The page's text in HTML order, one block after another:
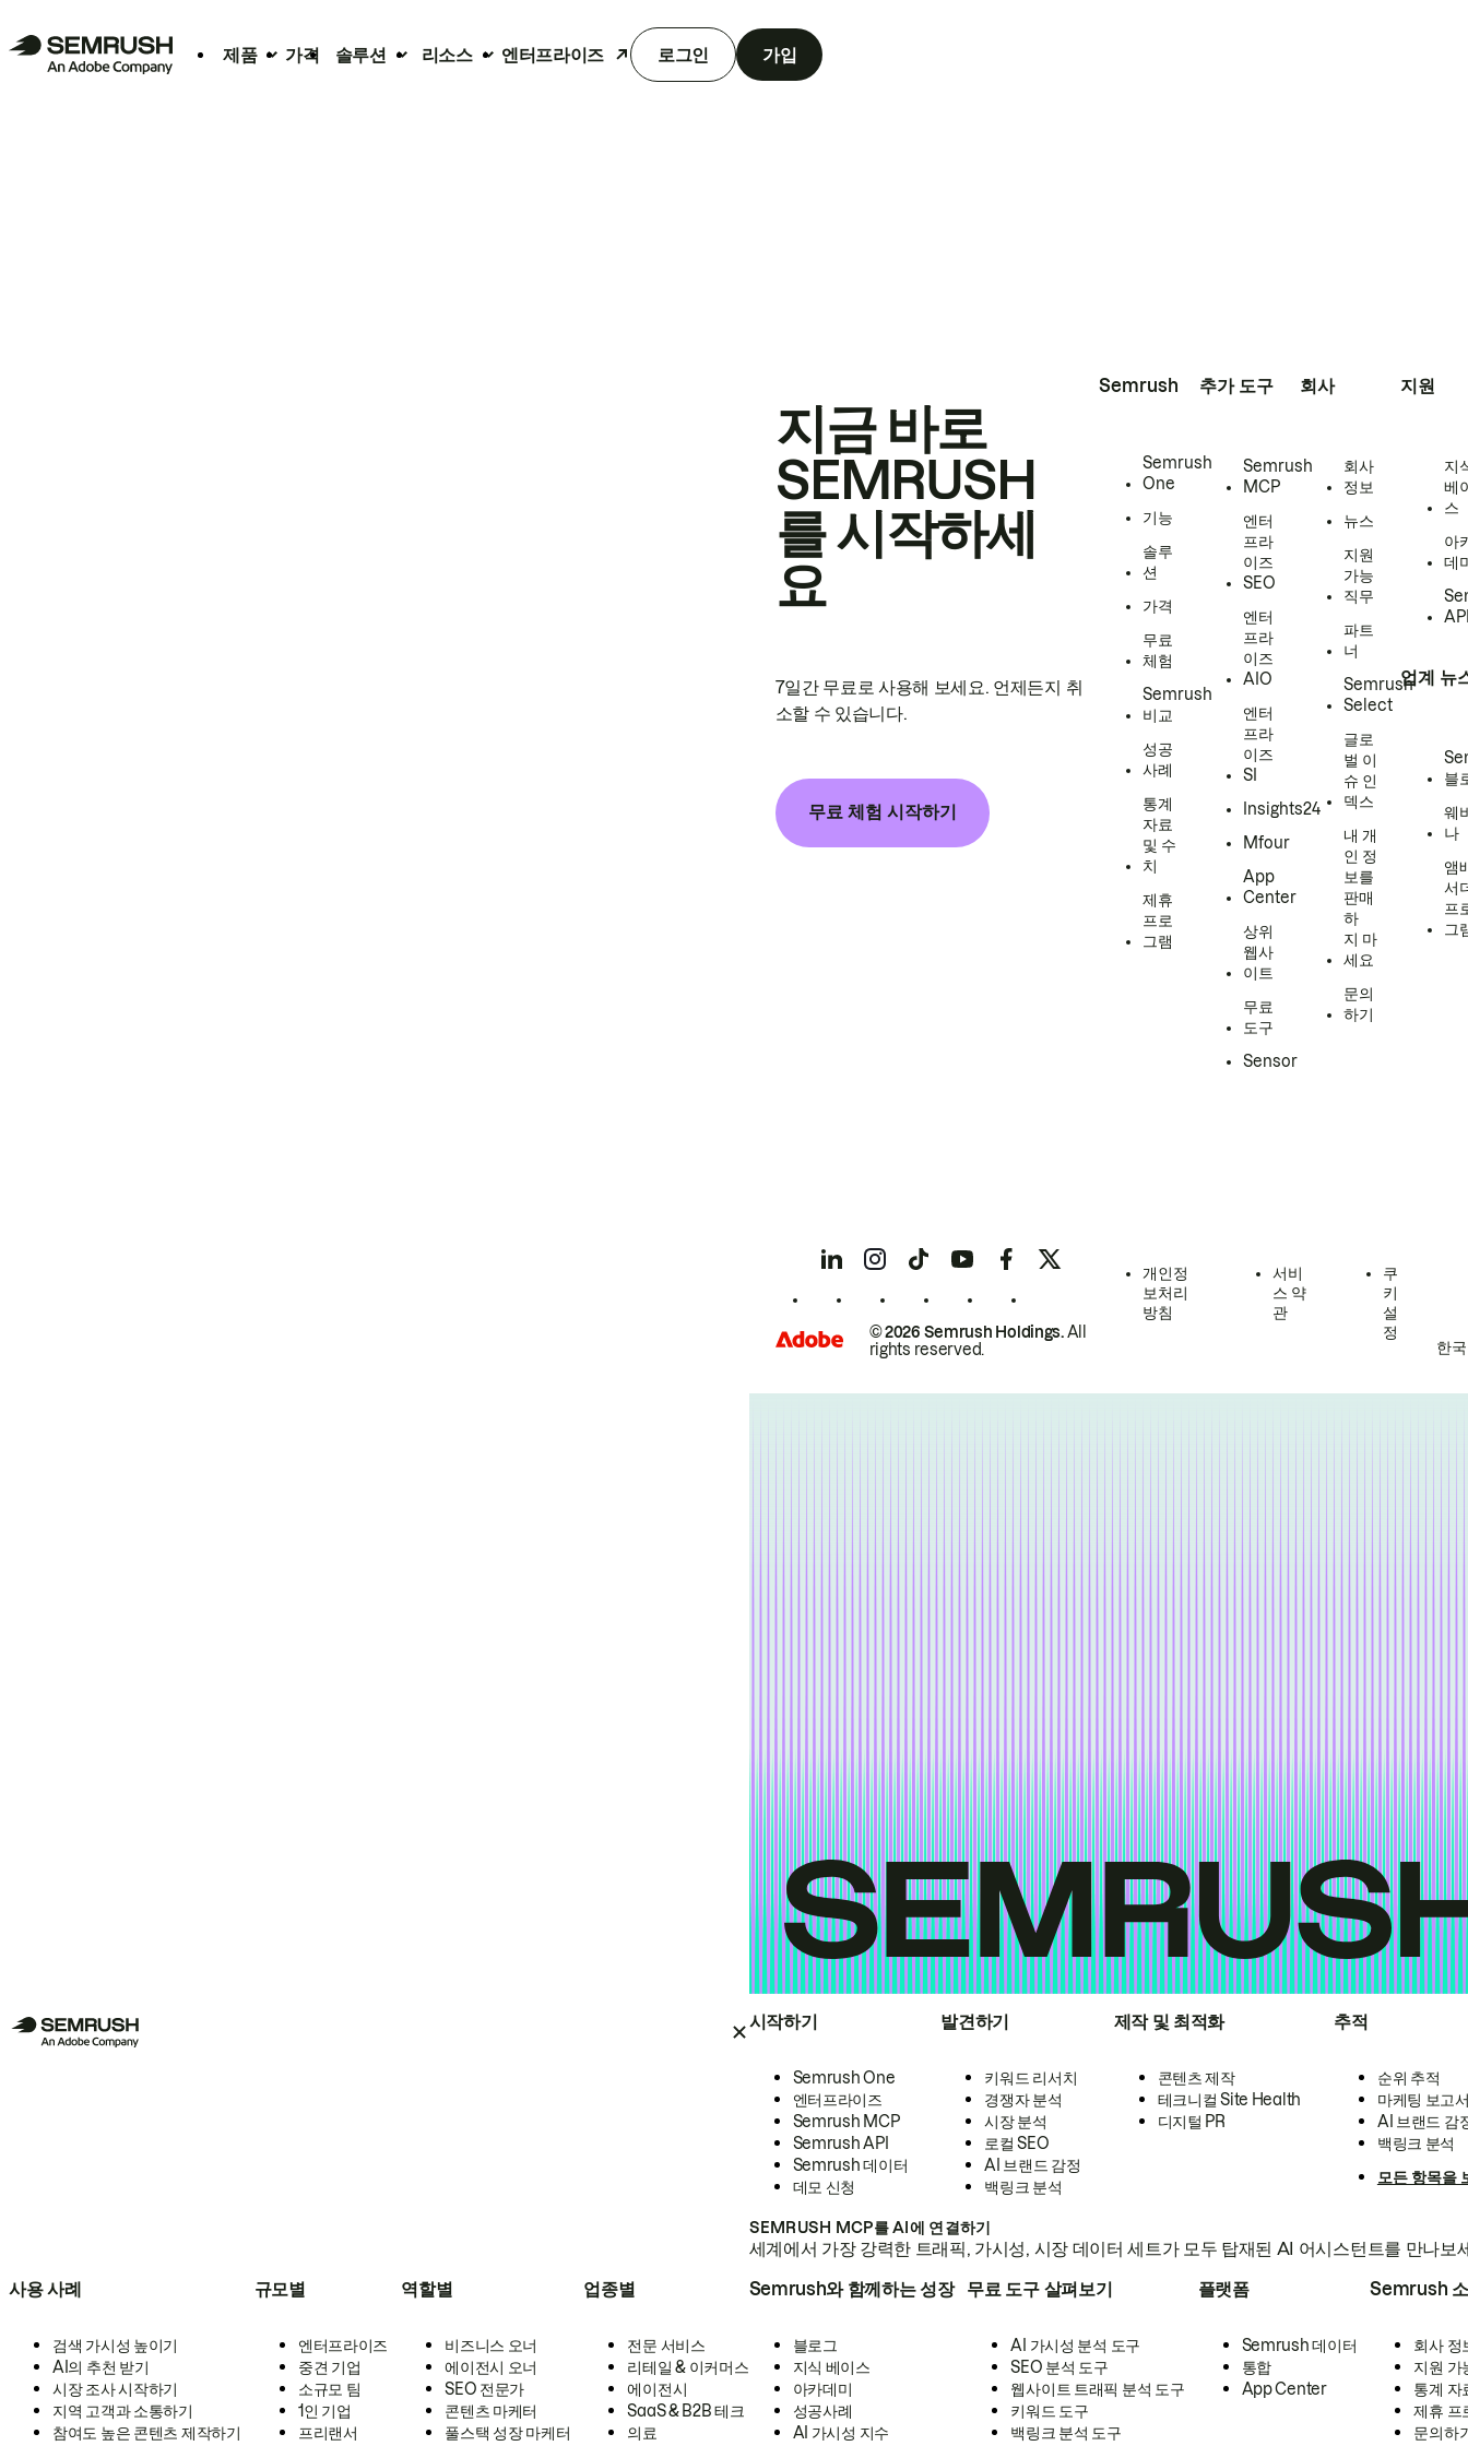
제품 가격 솔루션 리소스 엔터프라이즈 로그인 가입
시작하기
Semrush One
엔터프라이즈
Semrush MCP
Semrush API
Semrush 데이터
데모 신청
발견하기
키워드 리서치
경쟁자 분석
시장 분석
로컬 SEO
AI 브랜드 감정
백링크 분석
제작 및 최적화
콘텐츠 제작
테크니컬 Site Health
디지털 PR
추적
순위 추적
마케팅 보고
AI 브랜드 감
백링크 분석
모든 항목을
SEMRUSH MCP를 AI에 연결하기
세계에서 가장 강력한 트래픽, 가시성, 시장 데이터 세트가 모두 탑재된 AI 어시스턴트를 만나보
사용 사례
검색 가시성 높이기
AI의 추천 받기
시장 조사 시작하기
지역 고객과 소통하기
참여도 높은 콘텐츠 제작하기
규모별
엔터프라이즈
중견 기업
소규모 팀
1인 기업
프리랜서
역할별
비즈니스 오너
에이전시 오너
SEO 전문가
콘텐츠 마케터
풀스택 성장 마케터
업종별
전문 서비스
리테일 & 이커머스
에이전시
SaaS & B2B 테크
의료
Semrush와 함께하는 성장
블로그
지식 베이스
아카데미
성공사례
AI 가시성 지수
무료 도구 살펴보기
AI 가시성 분석 도구
SEO 분석 도구
웹사이트 트래픽 분석 도구
키워드 도구
백링크 분석 도구
플랫폼
Semrush 데이터
통합
App Center
Semrush
회사 정
지원 가
통계 자
제휴 프
문의하
지금 바로
SEMRUSH
를 시작하세
요
7일간 무료로 사용해 보세요. 언제든지 취
소할 수 있습니다.
무료 체험 시작하기
Semrush
Semrush
One
기능
솔루
션
가격
무료
체험
Semrush
비교
성공
사례
통계
자료
및 수
치
제휴
프로
그램
추가 도구
Semrush
MCP
엔터
프라
이즈
SEO
엔터
프라
이즈
AIO
엔터
프라
이즈
SI
Insights24
Mfour
App
Center
상위
웹사
이트
무료
도구
Sensor
회사
회사
정보
뉴스
지원
가능
직무
파트
너
Semrush
Select
글로
벌 이
슈 인
덱스
내 개
인 정
보를
판매
하
지 마
세요
문의
하기
지원
지
베
스
아
데
업계 뉴
블
웨
나
앰
서
프
그
© 2026 Semrush Holdings.All
rights reserved.
개인정
보처리
방침
서비
스 약
관
쿠
키
설
정
한